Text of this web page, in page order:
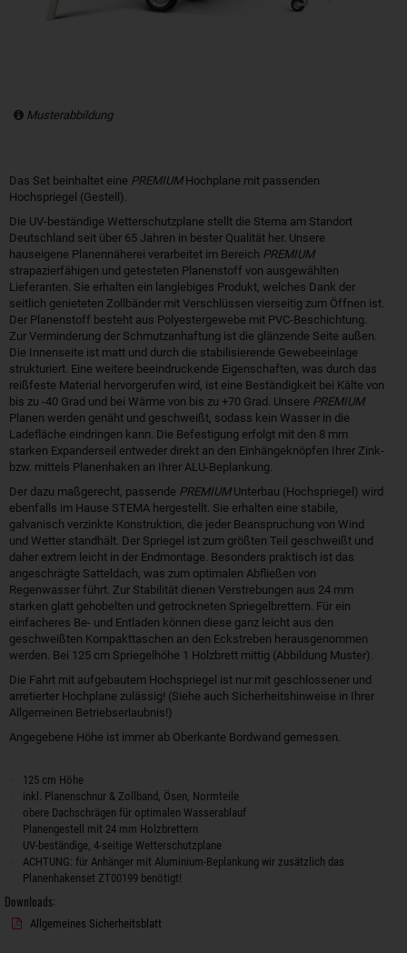
Musterabbildung
Das Set beinhaltet eine PREMIUM Hochplane mit passenden
Hochspriegel (Gestell).
Die UV-beständige Wetterschutzplane stellt die Stema am Standort
Deutschland seit über 65 Jahren in bester Qualität her. Unsere
hauseigene Planennäherei verarbeitet im Bereich PREMIUM
strapazierfähigen und getesteten Planenstoff von ausgewählten
Lieferanten. Sie erhalten ein langlebiges Produkt, welches Dank der
seitlich genieteten Zollbänder mit Verschlüssen vierseitig zum Öffnen ist.
Der Planenstoff besteht aus Polyestergewebe mit PVC-Beschichtung.
Zur Verminderung der Schmutzanhaftung ist die glänzende Seite außen.
Die Innenseite ist matt und durch die stabilisierende Gewebeeinlage
strukturiert. Eine weitere beeindruckende Eigenschaften, was durch das
reißfeste Material hervorgerufen wird, ist eine Beständigkeit bei Kälte von
bis zu -40 Grad und bei Wärme von bis zu +70 Grad. Unsere PREMIUM
Planen werden genäht und geschweißt, sodass kein Wasser in die
Ladefläche eindringen kann. Die Befestigung erfolgt mit den 8 mm
starken Expanderseil entweder direkt an den Einhängeknöpfen Ihrer Zink-
bzw. mittels Planenhaken an Ihrer ALU-Beplankung.
Der dazu maßgerecht, passende PREMIUM Unterbau (Hochspriegel) wird
ebenfalls im Hause STEMA hergestellt. Sie erhalten eine stabile,
galvanisch verzinkte Konstruktion, die jeder Beanspruchung von Wind
und Wetter standhält. Der Spriegel ist zum größten Teil geschweißt und
daher extrem leicht in der Endmontage. Besonders praktisch ist das
angeschrägte Satteldach, was zum optimalen Abfließen von
Regenwasser führt. Zur Stabilität dienen Verstrebungen aus 24 mm
starken glatt gehobelten und getrockneten Spriegelbrettern. Für ein
einfacheres Be- und Entladen können diese ganz leicht aus den
geschweißten Kompakttaschen an den Eckstreben herausgenommen
werden. Bei 125 cm Spriegelhöhe 1 Holzbrett mittig (Abbildung Muster).
Die Fahrt mit aufgebautem Hochspriegel ist nur mit geschlossener und
arretierter Hochplane zulässig! (Siehe auch Sicherheitshinweise in Ihrer
Allgemeinen Betriebserlaubnis!)
Angegebene Höhe ist immer ab Oberkante Bordwand gemessen.
125 cm Höhe
inkl. Planenschnur & Zollband, Ösen, Normteile
obere Dachschrägen für optimalen Wasserablauf
Planengestell mit 24 mm Holzbrettern
UV-beständige, 4-seitige Wetterschutzplane
ACHTUNG: für Anhänger mit Aluminium-Beplankung wir zusätzlich das
Planenhakenset ZT00199 benötigt!
Downloads:
Allgemeines Sicherheitsblatt